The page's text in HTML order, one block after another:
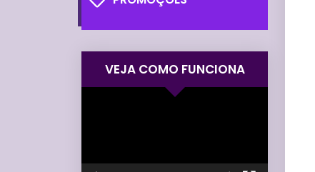
VEJA COMO FUNCIONA